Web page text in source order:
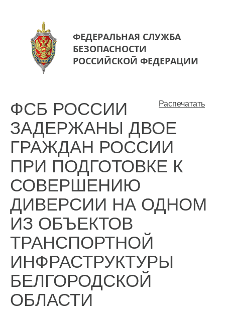
ФЕДЕРАЛЬНАЯ СЛУЖБА
БЕЗОПАСНОСТИ
РОССИЙСКОЙ ФЕДЕРАЦИИ
Распечатать
ФСБ РОССИИ
ЗАДЕРЖАНЫ ДВОЕ
ГРАЖДАН РОССИИ
ПРИ ПОДГОТОВКЕ К
СОВЕРШЕНИЮ
ДИВЕРСИИ НА ОДНОМ
ИЗ ОБЪЕКТОВ
ТРАНСПОРТНОЙ
ИНФРАСТРУКТУРЫ
БЕЛГОРОДСКОЙ
ОБЛАСТИ